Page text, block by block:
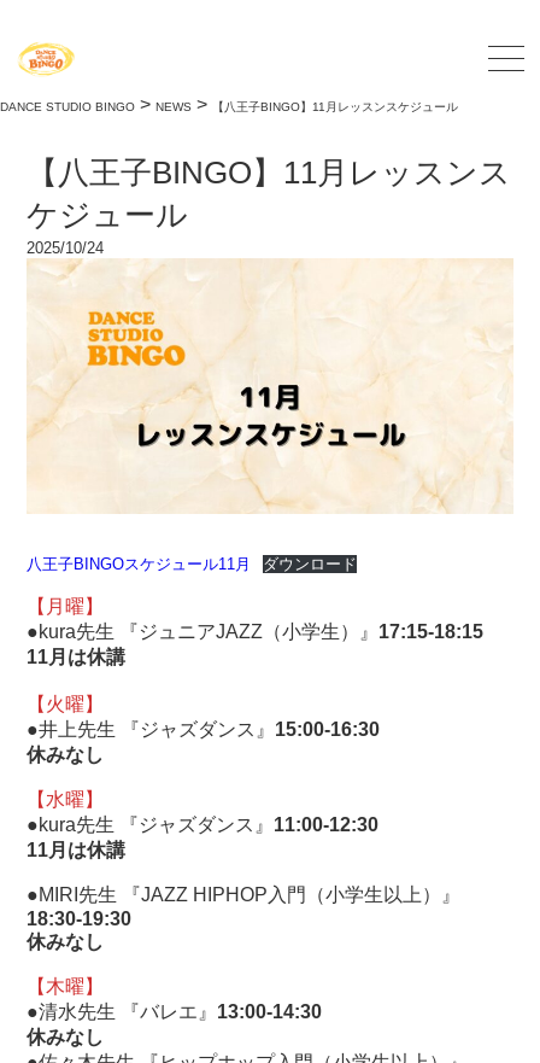
DANCE STUDIO BINGO > NEWS > 【八王子BINGO】11月レッスンスケジュール
【八王子BINGO】11月レッスンス
ケジュール
2025/10/24
八王子BINGOスケジュール11月 ダウンロード
【月曜】
●kura先生 『ジュニアJAZZ（小学生）』 17:15-18:15
11月は休講
【火曜】
●井上先生 『ジャズダンス』 15:00-16:30
休みなし
【水曜】
●kura先生 『ジャズダンス』 11:00-12:30
11月は休講
●MIRI先生 『JAZZ HIPHOP入門（小学生以上）』
18:30-19:30
休みなし
【木曜】
●清水先生 『バレエ』 13:00-14:30
休みなし